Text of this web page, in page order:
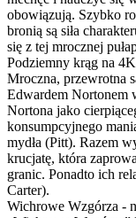
obowiązują. Szybko
bronią są siła
się z tej mrocznej
Podziemny krąg na
Mroczna, przewrotna
Edwardem Nortonem
Nortona jako
konsumpcyjnego
mydła (Pitt). Razem
krucjatę, która
granic. Ponadto ich
Carter).
Wichrowe Wzgórza